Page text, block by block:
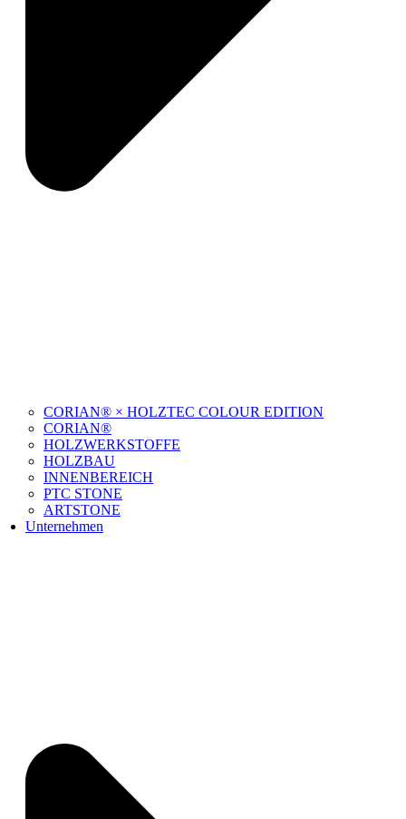
CORIAN® × HOLZTEC COLOUR EDITION
CORIAN®
HOLZWERKSTOFFE
HOLZBAU
INNENBEREICH
PTC STONE
ARTSTONE
Unternehmen